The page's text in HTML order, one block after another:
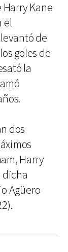
Harry Kane
el
de
goles de
la
dos
Harry
dicha
Agüero